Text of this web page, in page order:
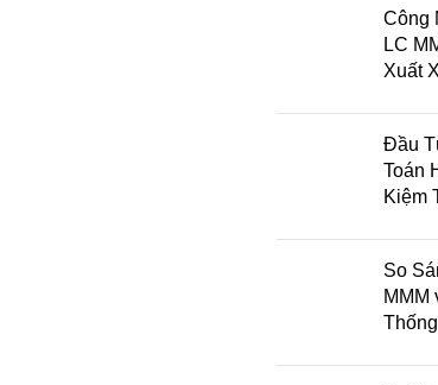
Công
LC
Xuất
Đầu
Toán
Kiệm
So
MMM